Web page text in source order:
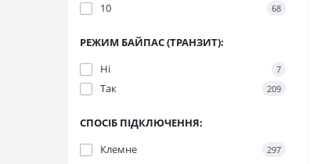
10 68
РЕЖИМ БАЙПАС (ТРАНЗИТ):
Ні
7
Так 209
СПОСІБ ПІДКЛЮЧЕННЯ:
Клемне
297